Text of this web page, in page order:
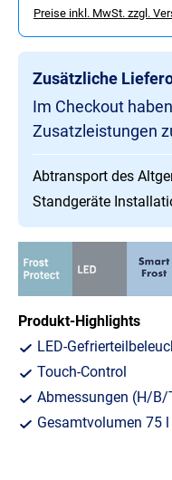
Preise inkl. MwSt. zzgl.
Zusätzliche
Im Checkout
Zusatzleistungen
Abtransport des
Standgeräte
Produkt-Highlights
LED-
Touch-Control
Abmessungen (H/
Gesamtvolumen 75 l